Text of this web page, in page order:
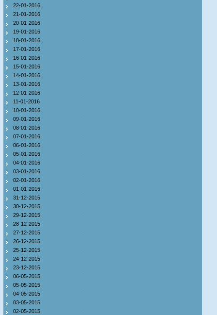
22-01-2016
21-01-2016
20-01-2016
19-01-2016
18-01-2016
17-01-2016
16-01-2016
15-01-2016
14-01-2016
13-01-2016
12-01-2016
11-01-2016
10-01-2016
09-01-2016
08-01-2016
07-01-2016
06-01-2016
05-01-2016
04-01-2016
03-01-2016
02-01-2016
01-01-2016
31-12-2015
30-12-2015
29-12-2015
28-12-2015
27-12-2015
26-12-2015
25-12-2015
24-12-2015
23-12-2015
06-05-2015
05-05-2015
04-05-2015
03-05-2015
02-05-2015